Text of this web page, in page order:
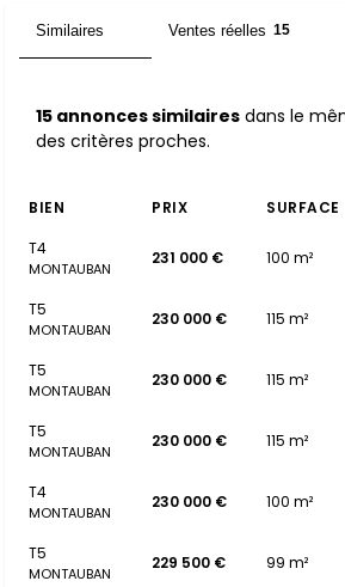
Similaires Ventes réelles 15
15 annonces similaires dans le
des critères proches.
BIEN PRIX SURFACE
T4
MONTAUBAN
231 000 € 100 m²
T5
MONTAUBAN
230 000 € 115 m²
T5
MONTAUBAN
230 000 € 115 m²
T5
MONTAUBAN
230 000 € 115 m²
T4
MONTAUBAN
230 000 € 100 m²
T5
MONTAUBAN
229 500 € 99 m²